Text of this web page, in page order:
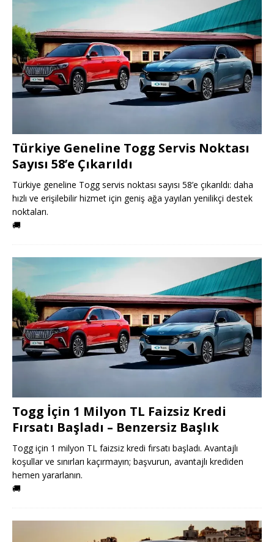
Türkiye Geneline Togg Servis Noktası
Sayısı 58’e Çıkarıldı
Türkiye geneline Togg servis noktası sayısı 58’e çıkarıldı: daha
hızlı ve erişilebilir hizmet için geniş ağa yayılan yenilikçi destek
noktaları.
🚚
Togg İçin 1 Milyon TL Faizsiz Kredi
Fırsatı Başladı – Benzersiz Başlık
Togg için 1 milyon TL faizsiz kredi fırsatı başladı. Avantajlı
koşullar ve sınırları kaçırmayın; başvurun, avantajlı krediden
hemen yararlanın.
🚚